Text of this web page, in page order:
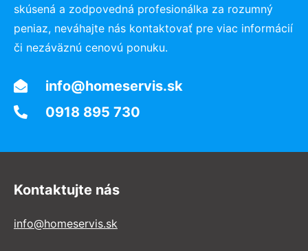
skúsená a zodpovedná profesionálka za rozumný
peniaz, neváhajte nás kontaktovať pre viac informácií
či nezáväznú cenovú ponuku.
info@homeservis.sk
0918 895 730
Kontaktujte nás
info@homeservis.sk